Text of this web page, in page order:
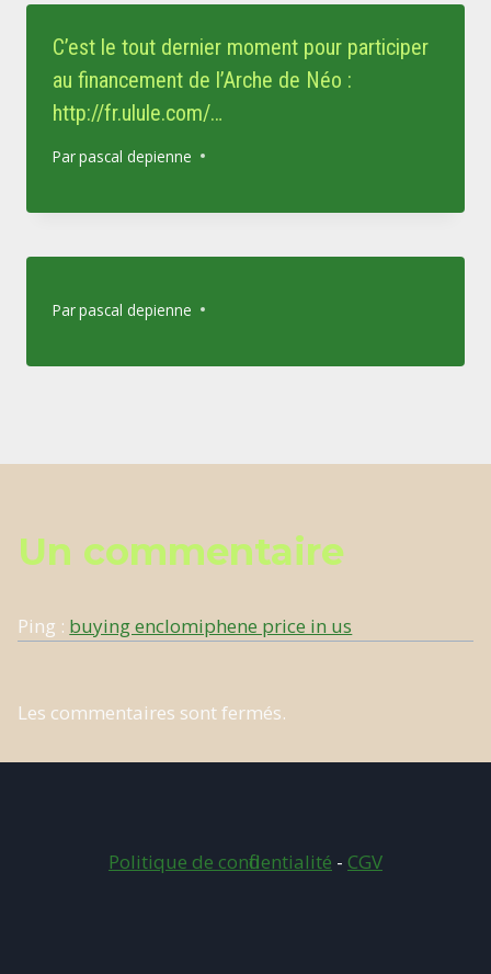
C’est le tout dernier moment pour participer
au financement de l’Arche de Néo :
http://fr.ulule.com/…
Parpascal depienne
Parpascal depienne
Un commentaire
Ping : buying enclomiphene price in us
Les commentaires sont fermés.
Politique de confidentialité - CGV